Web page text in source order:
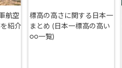
航空
紹介
標高の高さに関する日本一
まとめ (日本一標高の高い
○○一覧)